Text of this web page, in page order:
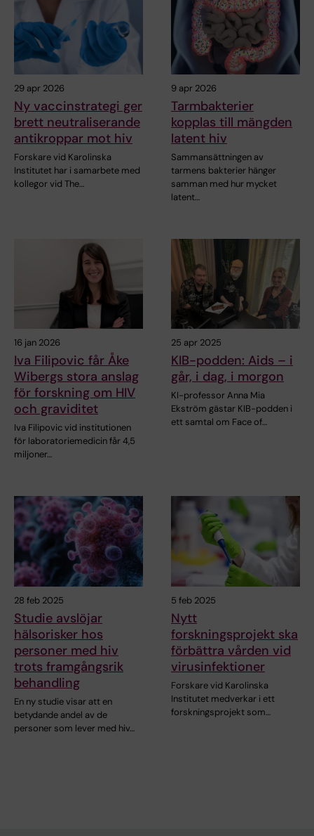
29 apr 2026
Ny vaccinstrategi ger
brett neutraliserande
antikroppar mot hiv
Forskare vid Karolinska
Institutet har i samarbete med
kollegor vid The…
9 apr 2026
Tarmbakterier
kopplas till mängden
latent hiv
Sammansättningen av
tarmens bakterier hänger
samman med hur mycket
latent…
16 jan 2026
Iva Filipovic får Åke
Wibergs stora anslag
för forskning om HIV
och graviditet
Iva Filipovic vid institutionen
för laboratoriemedicin får 4,5
miljoner…
25 apr 2025
KIB-podden: Aids – i
går, i dag, i morgon
KI-professor Anna Mia
Ekström gästar KIB-podden i
ett samtal om Face of…
28 feb 2025
Studie avslöjar
hälsorisker hos
personer med hiv
trots framgångsrik
behandling
En ny studie visar att en
betydande andel av de
personer som lever med hiv…
5 feb 2025
Nytt
forskningsprojekt ska
förbättra vården vid
virusinfektioner
Forskare vid Karolinska
Institutet medverkar i ett
forskningsprojekt som…